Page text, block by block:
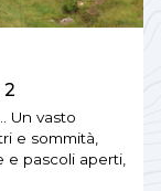
2
Un vasto
e sommità,
e pascoli aperti,